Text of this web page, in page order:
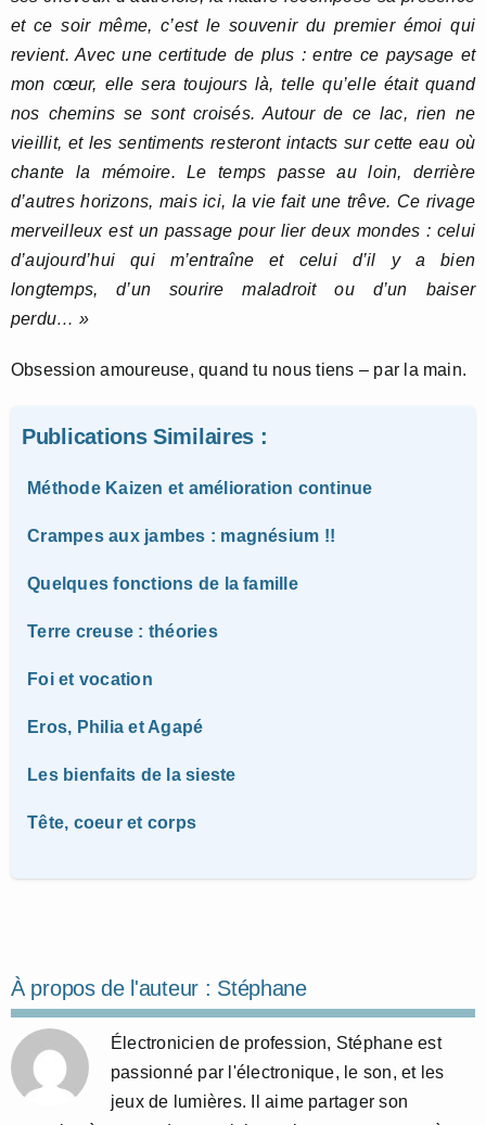
et ce soir même, c’est le souvenir du premier émoi qui
revient. Avec une certitude de plus : entre ce paysage et
mon cœur, elle sera toujours là, telle qu’elle était quand
nos chemins se sont croisés. Autour de ce lac, rien ne
vieillit, et les sentiments resteront intacts sur cette eau où
chante la mémoire. Le temps passe au loin, derrière
d’autres horizons, mais ici, la vie fait une trêve. Ce rivage
merveilleux est un passage pour lier deux mondes : celui
d’aujourd’hui qui m’entraîne et celui d’il y a bien
longtemps, d’un sourire maladroit ou d’un baiser
perdu… »
Obsession amoureuse, quand tu nous tiens – par la main.
Publications Similaires :
Méthode Kaizen et amélioration continue
Crampes aux jambes : magnésium !!
Quelques fonctions de la famille
Terre creuse : théories
Foi et vocation
Eros, Philia et Agapé
Les bienfaits de la sieste
Tête, coeur et corps
À propos de l'auteur : Stéphane
Électronicien de profession, Stéphane est
passionné par l'électronique, le son, et les
jeux de lumières. Il aime partager son